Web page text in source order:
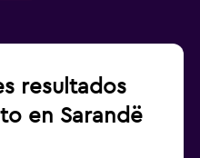
resultados
en Sarandë